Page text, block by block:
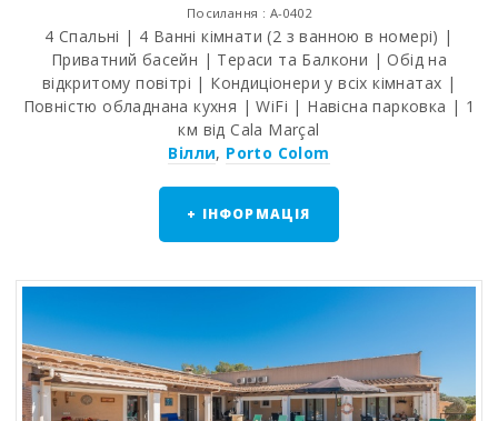
Посилання : A-0402
4 Спальні | 4 Ванні кімнати (2 з ванною в номері) |
Приватний басейн | Тераси та Балкони | Обід на
відкритому повітрі | Кондиціонери у всіх кімнатах |
Повністю обладнана кухня | WiFi | Навісна парковка | 1
км від Cala Marçal
Вілли, Porto Colom
+ ІНФОРМАЦІЯ